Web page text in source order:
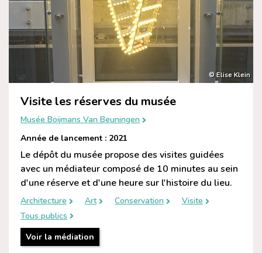
© Elise Klein
Visite les réserves du musée
Musée Boijmans Van Beuningen
Année de lancement : 2021
Le dépôt du musée propose des visites guidées
avec un médiateur composé de 10 minutes au sein
d'une réserve et d'une heure sur l'histoire du lieu.
Architecture Art Conservation
Visite
Tous publics
Voir la médiation